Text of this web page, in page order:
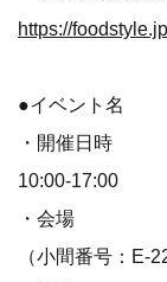
https://
●イベント名
・開催日時 ：
10:00-17:00
・会場 ：
（小間番号：E-22